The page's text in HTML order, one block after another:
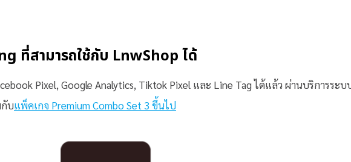
ที่สามารถใช้กับ LnwShop ได้
Pixel, Google Analytics, Tiktok Pixel และ Line Tag ได้แล้ว ผ่านบริการระบ
บแพ็คเกจ Premium Combo Set 3 ขึ้นไป